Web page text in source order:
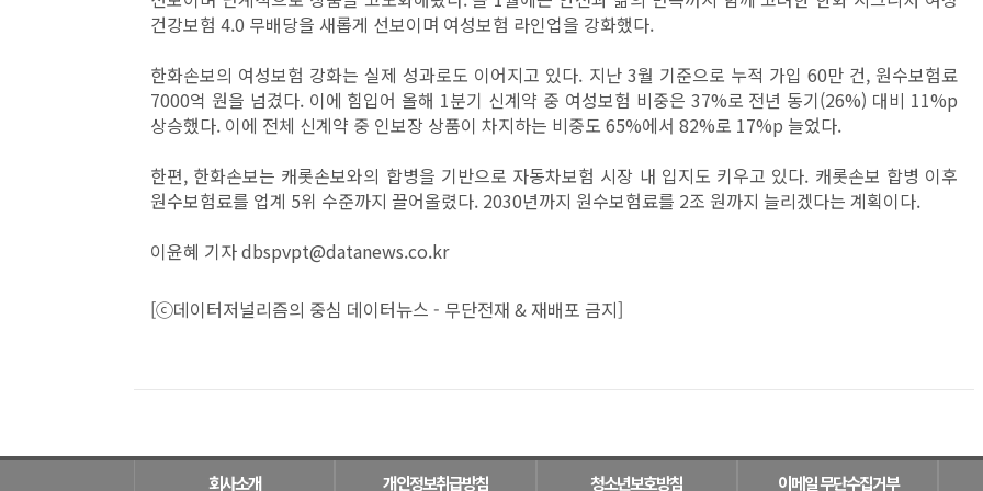
건강보험 4.0 무배당을 새롭게 선보이며 여성보험 라인업을 강화했다.
한화손보의 여성보험 강화는 실제 성과로도 이어지고 있다. 지난 3월 기준으로 누적 가입 60만 건, 원수보험료
7000억 원을 넘겼다. 이에 힘입어 올해 1분기 신계약 중 여성보험 비중은 37%로 전년 동기(26%) 대비 11%p
상승했다. 이에 전체 신계약 중 인보장 상품이 차지하는 비중도 65%에서 82%로 17%p 늘었다.
한편, 한화손보는 캐롯손보와의 합병을 기반으로 자동차보험 시장 내 입지도 키우고 있다. 캐롯손보 합병 이후
원수보험료를 업계 5위 수준까지 끌어올렸다. 2030년까지 원수보험료를 2조 원까지 늘리겠다는 계획이다.
이윤혜 기자 dbspvpt@datanews.co.kr
[ⓒ데이터저널리즘의 중심 데이터뉴스 - 무단전재 & 재배포 금지]
회사소개 개인정보취급방침 청소년보호방침 이메일 무단수집거부